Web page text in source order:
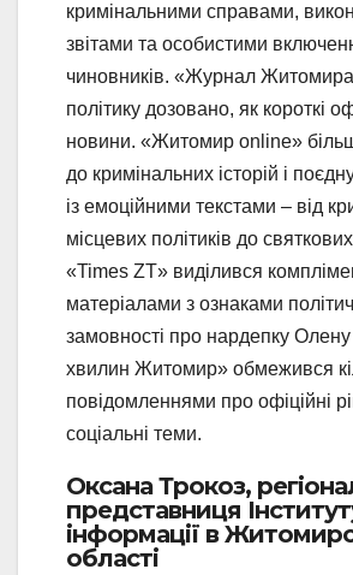
кримінальними справами,
звітами та особистими
чиновників. «Журнал
політику дозовано, як короткі
новини. «Житомир online»
до кримінальних історій і
із емоційними текстами – від
місцевих політиків до
«Times ZT» виділився
матеріалами з ознаками
замовності про нардепку
хвилин Житомир» обмежився
повідомленнями про офіційні
соціальні теми.
Оксана Трокоз,
представниця
інформації в
області